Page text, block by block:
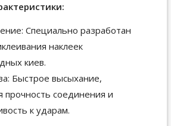
Специально разработан
наклеек
киев.
Быстрое высыхание,
прочность соединения и
к ударам.